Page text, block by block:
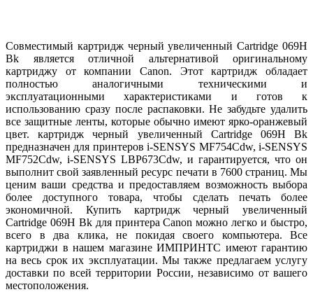
Совместимый картридж черный увеличенный Cartridge 069H
Bk является отличной альтернативой оригинальному
картриджу от компании Canon. Этот картридж обладает
полностью аналогичными техническими и
эксплуатационными характеристиками и готов к
использованию сразу после распаковки. Не забудьте удалить
все защитные ленты, которые обычно имеют ярко-оранжевый
цвет. картридж черный увеличенный Cartridge 069H Bk
предназначен для принтеров i-SENSYS MF754Cdw, i-SENSYS
MF752Cdw, i-SENSYS LBP673Cdw, и гарантируется, что он
выполнит свой заявленный ресурс печати в 7600 страниц. Мы
ценим ваши средства и предоставляем возможность выбора
более доступного товара, чтобы сделать печать более
экономичной. Купить картридж черный увеличенный
Cartridge 069H Bk для принтера Canon можно легко и быстро,
всего в два клика, не покидая своего компьютера. Все
картриджи в нашем магазине ИМПРИНТС имеют гарантию
на весь срок их эксплуатации. Мы также предлагаем услугу
доставки по всей территории России, независимо от вашего
местоположения.